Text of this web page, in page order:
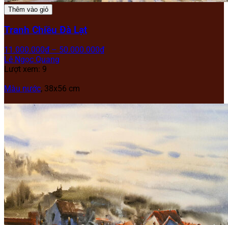
Thêm vào giỏ
Tranh Chiều Đà Lạt
11.000.000₫ – 50.000.000₫
Lê Ngọc Quang
Lượt xem: 9
Màu nước, 38x56 cm